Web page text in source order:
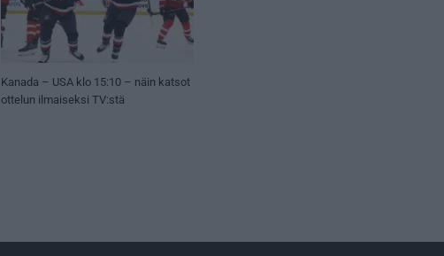
Kanada – USA klo 15:10 – näin katsot
ottelun ilmaiseksi TV:stä